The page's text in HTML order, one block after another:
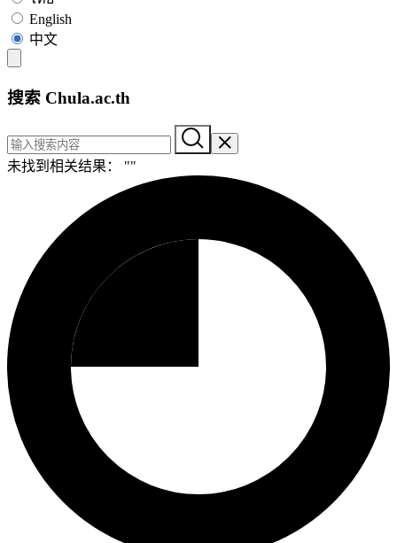
English
中文
搜索 Chula.ac.th
未找到相关结果： ""